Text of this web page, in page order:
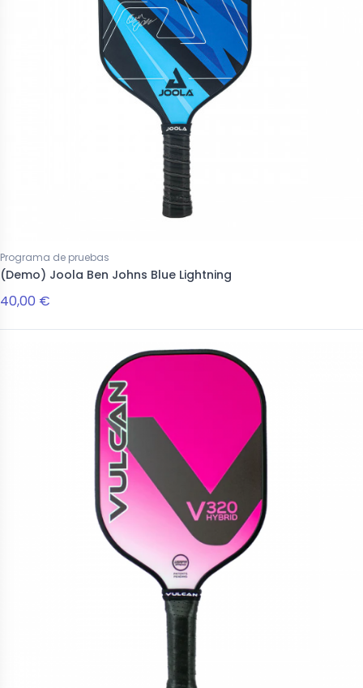
Palas
Dots Furia 14mm
239,00 €
Programa de pruebas
(Demo) Joola Ben Johns Blue Lightning
40,00 €